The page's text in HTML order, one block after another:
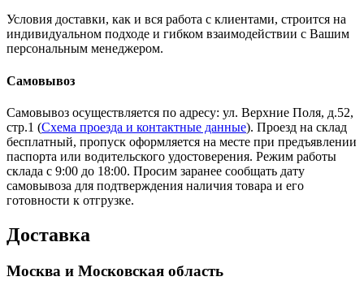
Условия доставки, как и вся работа с клиентами, строится на
индивидуальном подходе и гибком взаимодействии с Вашим
персональным менеджером.
Самовывоз
Самовывоз осуществляется по адресу: ул. Верхние Поля, д.52,
стр.1 (Схема проезда и контактные данные). Проезд на склад
бесплатный, пропуск оформляется на месте при предъявлении
паспорта или водительского удостоверения. Режим работы
склада с 9:00 до 18:00. Просим заранее сообщать дату
самовывоза для подтверждения наличия товара и его
готовности к отгрузке.
Доставка
Москва и Московская область